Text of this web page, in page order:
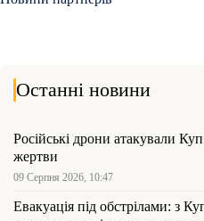
Останні новини
Російські дрони атакували
жертви
09 Серпня 2026, 10:47
Евакуація під обстрілами: з